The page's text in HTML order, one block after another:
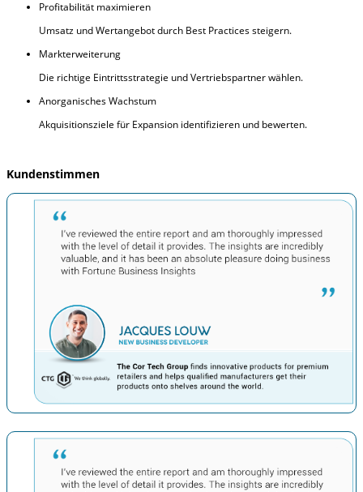
Profitabilität maximieren
Umsatz und Wertangebot durch Best Practices steigern.
Markterweiterung
Die richtige Eintrittsstrategie und Vertriebspartner wählen.
Anorganisches Wachstum
Akquisitionsziele für Expansion identifizieren und bewerten.
Kundenstimmen